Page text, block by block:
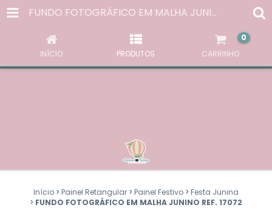
FUNDO FOTOGRÁFICO EM MALHA JUNINO REF. 17072
INÍCIO PRODUTOS CARRINHO
0
AO NAVEGAR POR ESTE SITEVOCÊ ACEITA O USO DE
ENTENDI
Início > Painel Retangular > Painel Festivo > Festa Junina
> FUNDO FOTOGRÁFICO EM MALHA JUNINO REF. 17072